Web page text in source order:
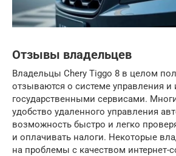
Отзывы владельцев
Владельцы Chery Tiggo 8 в целом
отзываются о системе управления и
государственными сервисами.
удобство удаленного управления
возможность быстро и легко
и оплачивать налоги. Некоторые
на проблемы с качеством интернет-